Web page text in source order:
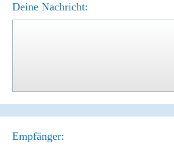
Deine Nachricht:
Empfänger: